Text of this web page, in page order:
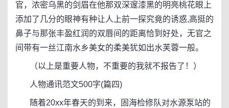
官，浓密乌黑的剑眉在他那双深邃漆黑的明亮桃花眼上
添加了几分的眼神有种让人上前一探究竟的诱惑,高挺的
鼻子与那张丰盈红润的双唇间的距离恰到好处，无官之
间带有一丝江南水乡美女的柔美犹如出水芙蓉一般。
（以上是重要人物，不重要的我就不报告了！）
人物通讯范文500字(篇四)
随着20xx年春天的到来，固海检修队对水源泵站的